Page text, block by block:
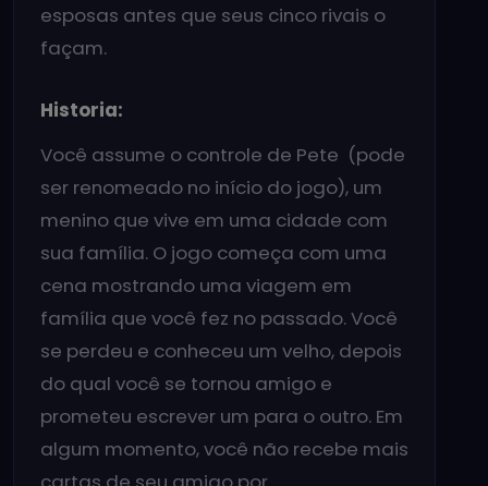
esposas antes que seus cinco rivais o
façam.
Historia:
Você assume o controle de Pete (pode
ser renomeado no início do jogo), um
menino que vive em uma cidade com
sua família. O jogo começa com uma
cena mostrando uma viagem em
família que você fez no passado. Você
se perdeu e conheceu um velho, depois
do qual você se tornou amigo e
prometeu escrever um para o outro. Em
algum momento, você não recebe mais